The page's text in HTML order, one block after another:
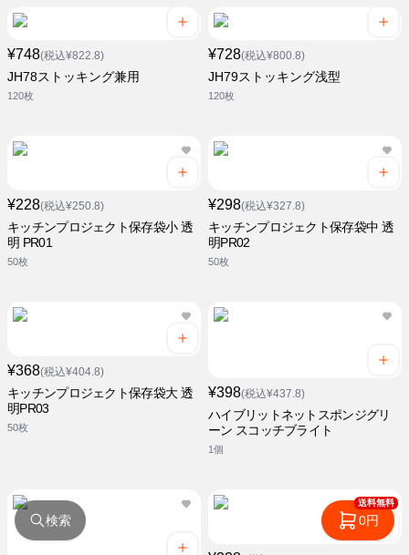
¥748(税込¥822.8)
JH78ストッキング兼用
120枚
¥728(税込¥800.8)
JH79ストッキング浅型
120枚
¥228(税込¥250.8)
キッチンプロジェクト保存袋小 透
明 PR01
50枚
¥298(税込¥327.8)
キッチンプロジェクト保存袋中 透
明PR02
50枚
¥368(税込¥404.8)
キッチンプロジェクト保存袋大 透
明PR03
50枚
¥398(税込¥437.8)
ハイブリットネットスポンジグリ
ーン スコッチブライト
1個
検索
送料無料
0円